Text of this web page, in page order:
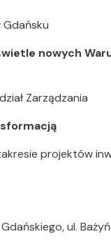
nowych
Zarządzania
projektów
ul.